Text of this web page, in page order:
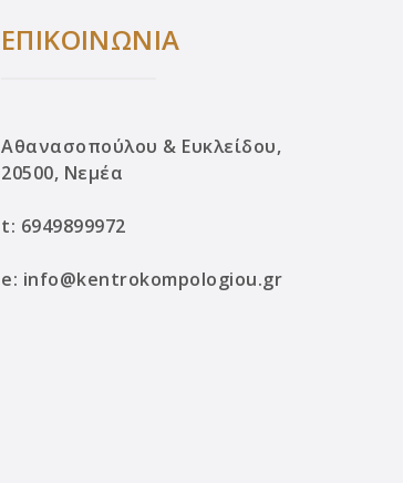
ΕΠΙΚΟΙΝΩΝΙΑ
Αθανασοπούλου & Ευκλείδου,
20500, Νεμέα
t: 6949899972
e: info@kentrokompologiou.gr